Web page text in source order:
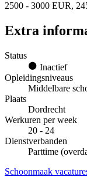
2500 - 3000 EUR,
Extra
Status
Inactief
Opleidingsniveaus
Middelbare
Plaats
Dordrecht
Werkuren per week
20 - 24
Dienstverbanden
Parttime
Schoonmaak